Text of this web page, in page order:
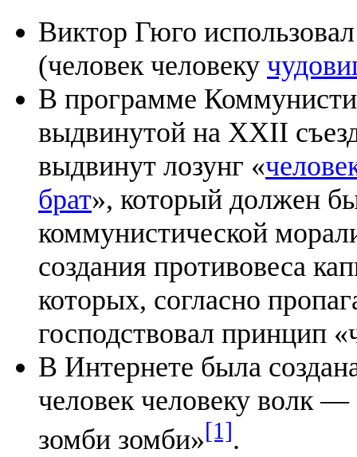
Виктор Гюго
(человек человеку
В программе
выдвинутой на XXII
выдвинут лозунг «
брат», который должен
коммунистической
создания противовеса
которых, согласно
господствовал принцип
В Интернете была
человек человеку волк —
зомби зомби»[1].